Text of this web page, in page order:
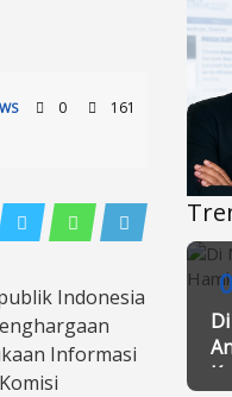
0 161
Indonesia
Informasi